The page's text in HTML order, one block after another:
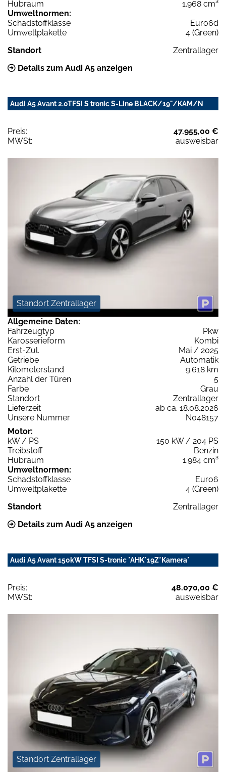
Hubraum
1.968 cm³
Umweltnormen:
Schadstoffklasse
Euro6d
Umweltplakette
4 (Green)
Standort
Zentrallager
Details zum Audi A5 anzeigen
Audi A5 Avant 2.0TFSI S tronic S-Line BLACK/19"/KAM/N
Preis:
47.955,00 €
MWSt:
ausweisbar
Standort Zentrallager
Allgemeine Daten:
Fahrzeugtyp
Pkw
Karosserieform
Kombi
Erst-Zul.
Mai / 2025
Getriebe
Automatik
Kilometerstand
9.618 km
Anzahl der Türen
5
Farbe
Grau
Standort
Zentrallager
Lieferzeit
ab ca. 18.08.2026
Unsere Nummer
N048157
Motor:
kW / PS
150 kW / 204 PS
Treibstoff
Benzin
Hubraum
1.984 cm³
Umweltnormen:
Schadstoffklasse
Euro6
Umweltplakette
4 (Green)
Standort
Zentrallager
Details zum Audi A5 anzeigen
Audi A5 Avant 150kW TFSI S-tronic *AHK*19Z*Kamera*
Preis:
48.070,00 €
MWSt:
ausweisbar
Standort Zentrallager